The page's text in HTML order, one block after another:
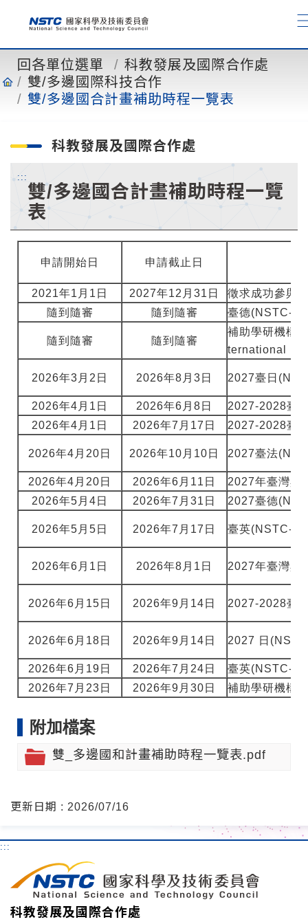
回各單位選單
科教發展及國際合作處
雙/多邊國際科技合作
雙/多邊國合計畫補助時程一覽表
科教發展及國際合作處
:::
雙/多邊國合計畫補助時程一覽
表
申請開始日 申請截止日
2021年1月1日 2027年12月31日
徵求成功參與
隨到隨審
隨到隨審 臺德(NSTC-
隨到隨審 隨到隨審
補助學研機構
ternational
2026年3月2日 2026年8月3日 2027臺日
2026年4月1日 2026年6月8日
2027-2028臺
2026年4月1日
2026年7月17日 2027-2028臺
2026年4月20日 2026年10月10日 2027臺法
2026年4月20日 2026年6月11日
2027年臺灣與
2026年5月4日
2026年7月31日 2027臺德
2026年5月5日 2026年7月17日 臺英(NSTC-
2026年6月1日 2026年8月1日 2027年臺灣與
2026年6月15日 2026年9月14日 2027-2028臺
2026年6月18日 2026年9月14日 2027 日
2026年6月19日 2026年7月24日
臺英(NSTC-
2026年7月23日
2026年9月30日 補助學研機構
附加檔案
雙_多邊國和計畫補助時程一覽表.pdf
更新日期 : 2026/07/16
:::
科教發展及國際合作處